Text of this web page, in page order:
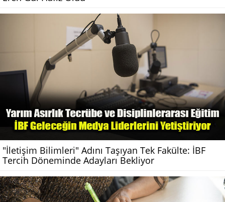
"İletişim Bilimleri" Adını Taşıyan Tek Fakülte: İBF
Tercih Döneminde Adayları Bekliyor